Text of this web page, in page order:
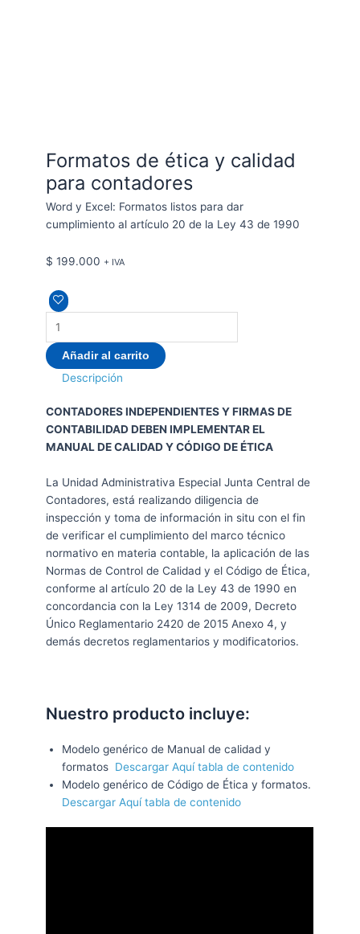
Formatos de ética y calidad
para contadores
Word y Excel: Formatos listos para dar
cumplimiento al artículo 20 de la Ley 43 de 1990
$ 199.000 + IVA
Añadir al carrito
Descripción
CONTADORES INDEPENDIENTES Y FIRMAS DE
CONTABILIDAD DEBEN IMPLEMENTAR EL
MANUAL DE CALIDAD Y CÓDIGO DE ÉTICA
La Unidad Administrativa Especial Junta Central de
Contadores, está realizando diligencia de
inspección y toma de información in situ con el fin
de verificar el cumplimiento del marco técnico
normativo en materia contable, la aplicación de las
Normas de Control de Calidad y el Código de Ética,
conforme al artículo 20 de la Ley 43 de 1990 en
concordancia con la Ley 1314 de 2009, Decreto
Único Reglamentario 2420 de 2015 Anexo 4, y
demás decretos reglamentarios y modificatorios.
Nuestro producto incluye:
Modelo genérico de Manual de calidad y
formatos Descargar Aquí tabla de contenido
Modelo genérico de Código de Ética y formatos.
Descargar Aquí tabla de contenido